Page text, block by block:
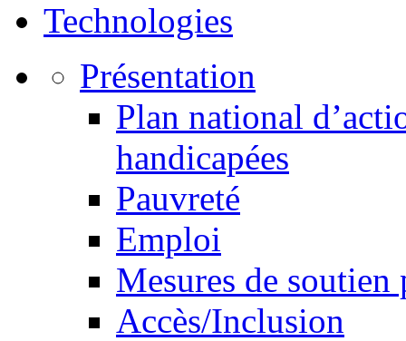
Technologies
Présentation
Plan national
handicapées
Pauvreté
Emploi
Mesures de soutien
Accès/Inclusion